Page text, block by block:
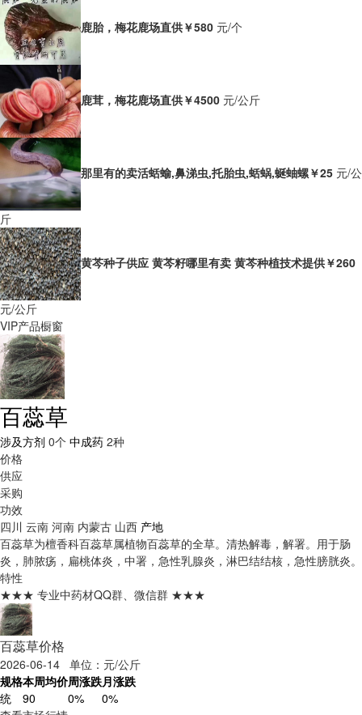
鹿胎，梅花鹿场直供￥580 元/个
鹿茸，梅花鹿场直供￥4500 元/公斤
那里有的卖活蛞蝓,鼻涕虫,托胎虫,蛞蜗,蜒蚰螺￥25 元/公
斤
黄芩种子供应 黄芩籽哪里有卖 黄芩种植技术提供￥260
元/公斤
VIP产品橱窗
百蕊草
涉及方剂 0个 中成药 2种
价格
供应
采购
功效
四川 云南 河南 内蒙古 山西 产地
百蕊草为檀香科百蕊草属植物百蕊草的全草。清热解毒，解署。用于肠
炎，肺脓疡，扁桃体炎，中署，急性乳腺炎，淋巴结结核，急性膀胱炎。
特性
★★★ 专业中药材QQ群、微信群 ★★★
百蕊草价格
2026-06-14 单位：元/公斤
规格本周均价周涨跌月涨跌
统
90 0%
0%